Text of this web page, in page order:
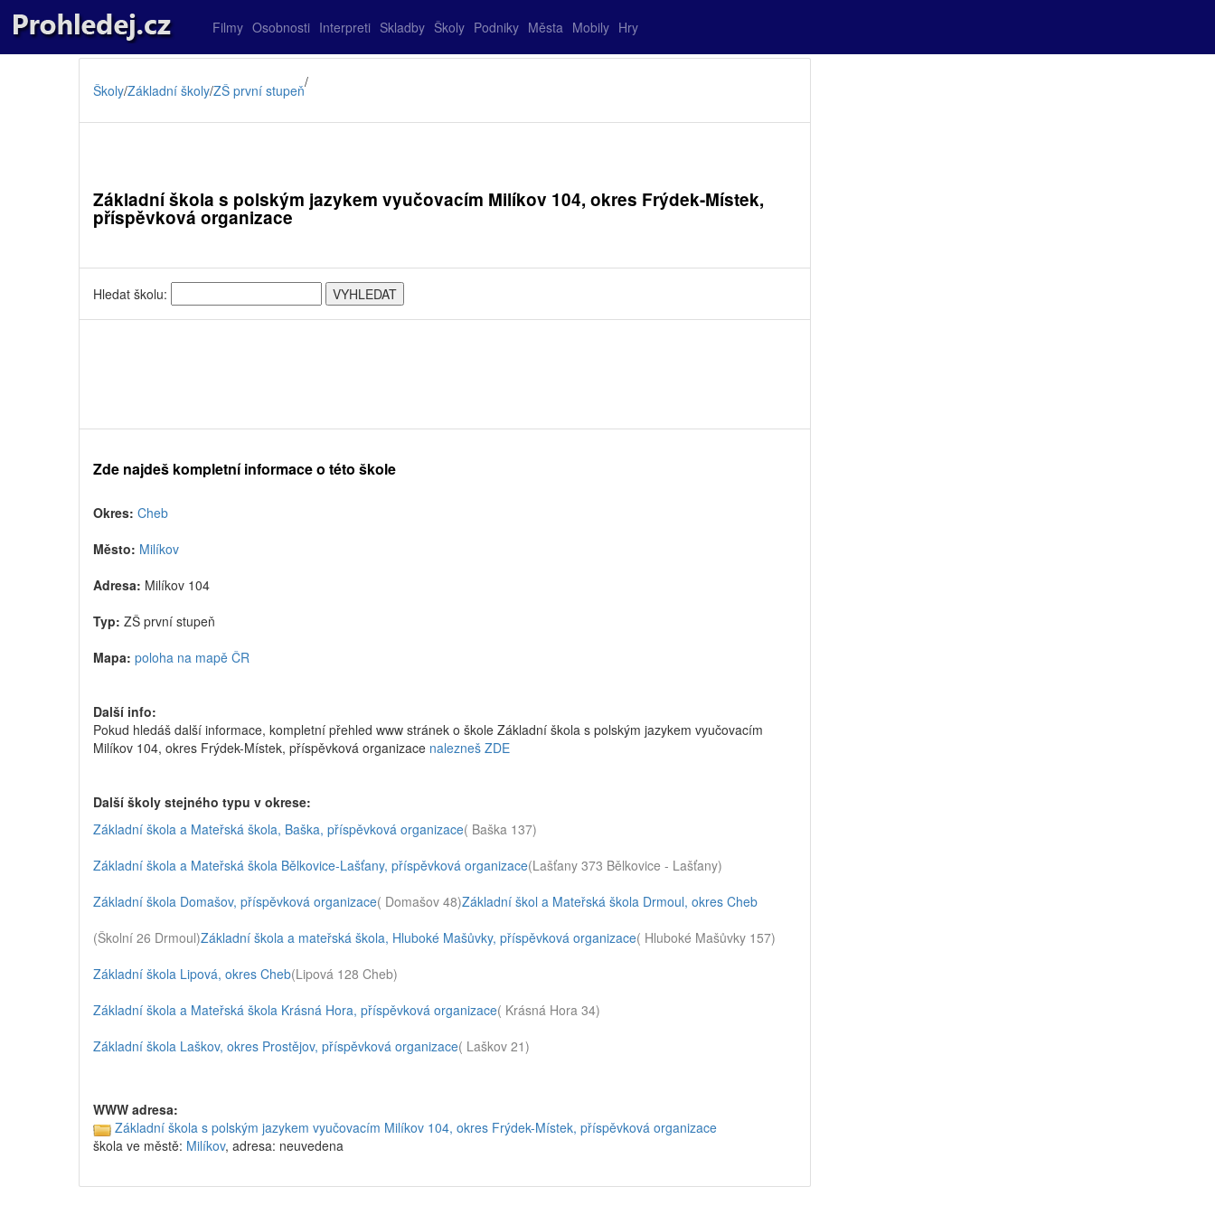
Filmy Osobnosti Interpreti Skladby Školy Podniky Města Mobily Hry
Školy/Základní školy/ZŠ první stupeň/
Základní škola s polským jazykem vyučovacím Milíkov 104, okres Frýdek-Místek,
příspěvková organizace
Hledat školu:
Zde najdeš kompletní informace o této škole
Okres: Cheb
Město: Milíkov
Adresa: Milíkov 104
Typ: ZŠ první stupeň
Mapa: poloha na mapě ČR
Další info:
Pokud hledáš další informace, kompletní přehled www stránek o škole Základní škola s polským jazykem vyučovacím
Milíkov 104, okres Frýdek-Místek, příspěvková organizace nalezneš ZDE
Další školy stejného typu v okrese:
Základní škola a Mateřská škola, Baška, příspěvková organizace( Baška 137)
Základní škola a Mateřská škola Bělkovice-Lašťany, příspěvková organizace(Lašťany 373 Bělkovice - Lašťany)
Základní škola Domašov, příspěvková organizace( Domašov 48)Základní škol a Mateřská škola Drmoul, okres Cheb
(Školní 26 Drmoul)Základní škola a mateřská škola, Hluboké Mašůvky, příspěvková organizace( Hluboké Mašůvky 157)
Základní škola Lipová, okres Cheb(Lipová 128 Cheb)
Základní škola a Mateřská škola Krásná Hora, příspěvková organizace( Krásná Hora 34)
Základní škola Laškov, okres Prostějov, příspěvková organizace( Laškov 21)
WWW adresa:
Základní škola s polským jazykem vyučovacím Milíkov 104, okres Frýdek-Místek, příspěvková organizace
škola ve městě: Milíkov, adresa: neuvedena